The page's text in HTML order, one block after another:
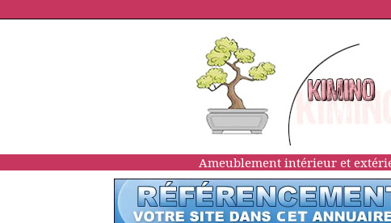
Ameublement intérieur et